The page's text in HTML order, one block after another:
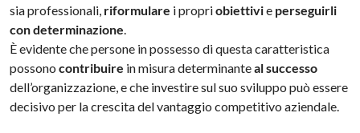
sia professionali, riformulare i propriobiettivie perseguirli
condeterminazione.
È evidente che persone in possesso di questa caratteristica
possonocontribuire in misura determinanteal successo
dell’organizzazione, e che investire sul suo sviluppo può essere
decisivo per la crescita del vantaggio competitivo aziendale.